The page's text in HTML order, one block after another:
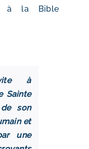
à la Bible
à
Sainte
son
et
une